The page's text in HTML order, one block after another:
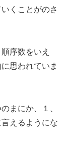
くことがのさ
序数をいえ
思われていま
まにか、１、
えるようにな